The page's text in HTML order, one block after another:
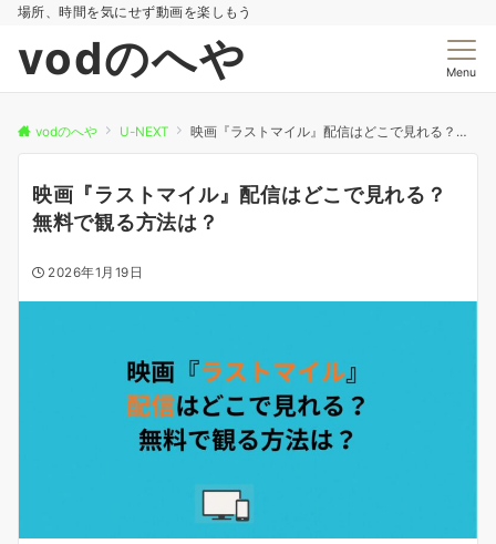
場所、時間を気にせず動画を楽しもう
vodのへや Menu
vodのへや U-NEXT 映画『ラストマイル』配信はどこで見れる？無料で観る方法は？
映画『ラストマイル』配信はどこで見れる？
無料で観る方法は？
2026年1月19日